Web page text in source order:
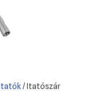
Itatók/ Itatószár